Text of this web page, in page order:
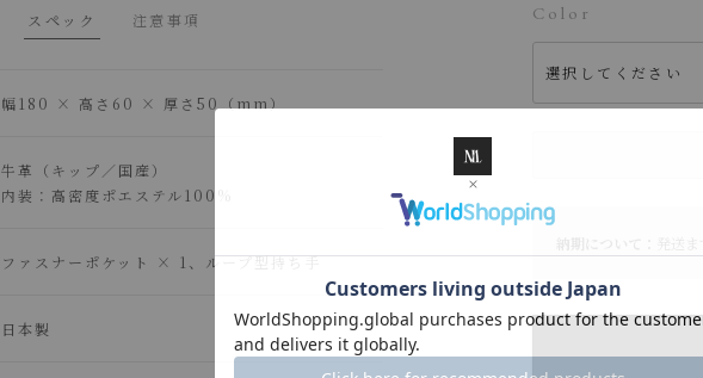
スペック 注意事項
幅180 × 高さ60 × 厚さ50（mm）
牛革（キップ／国産）
内装：高密度ポエステル100%
ファスナーポケット × 1、ループ型持ち手
日本製
発送
Color